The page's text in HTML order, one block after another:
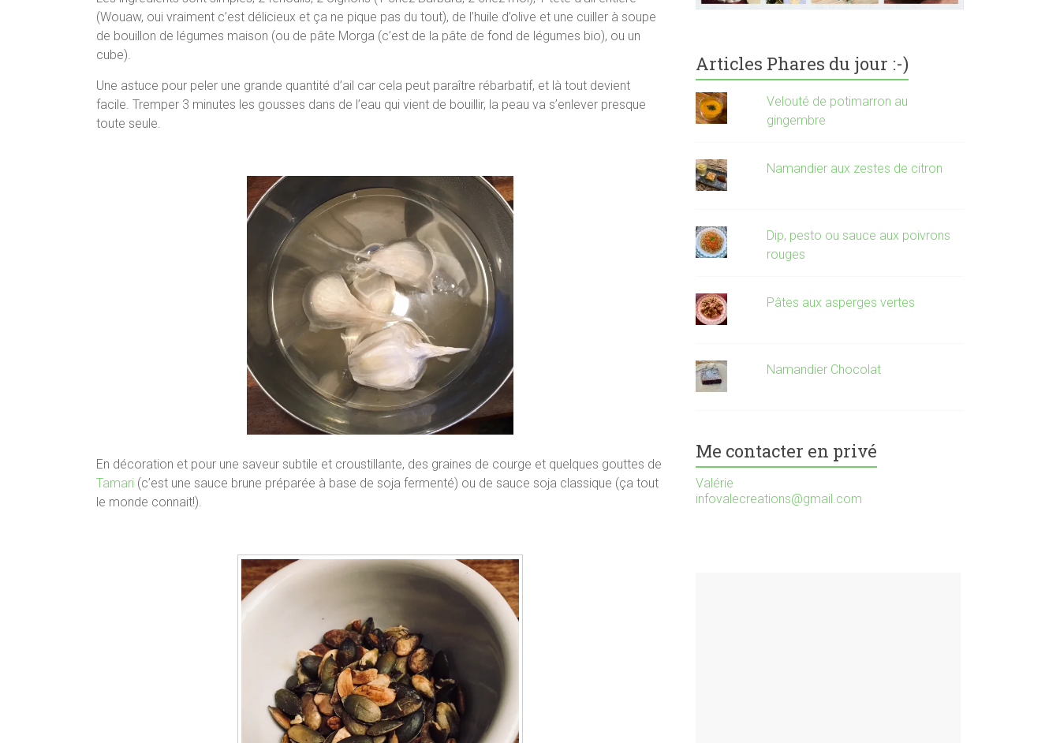
(Wouaw, oui vraiment c’est délicieux et ça ne pique pas du tout), de l’huile d’olive et une cuiller à soupe
de bouillon de légumes maison (ou de pâte Morga (c’est de la pâte de fond de légumes bio), ou un
cube).
Une astuce pour peler une grande quantité d’ail car cela peut paraître rébarbatif, et là tout devient
facile. Tremper 3 minutes les gousses dans de l’eau qui vient de bouillir, la peau va s’enlever presque
toute seule.
En décoration et pour une saveur subtile et croustillante, des graines de courge et quelques gouttes de
Tamari (c’est une sauce brune préparée à base de soja fermenté) ou de sauce soja classique (ça tout
le monde connait!).
Articles Phares du jour :-)
Velouté de potimarron au
gingembre
Namandier aux zestes de citron
Dip, pesto ou sauce aux poivrons
rouges
Pâtes aux asperges vertes
Namandier Chocolat
Me contacter en privé
Valérie
infovalecreations@gmail.com